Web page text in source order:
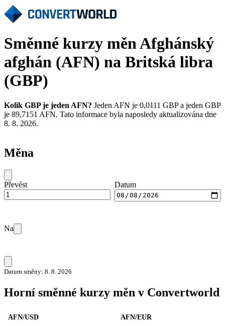
Směnné kurzy měn Afghánský
afghán (AFN) na Britská libra
(GBP)
Kolik GBP je jeden AFN? Jeden AFN je 0,0111 GBP a jeden GBP
je 89,7151 AFN. Tato informace byla naposledy aktualizována dne
8. 8. 2026.
Měna
Převést Datum
Na
Datum směny: 8. 8. 2026
Horní směnné kurzy měn v Convertworld
AFN/USD AFN/EUR